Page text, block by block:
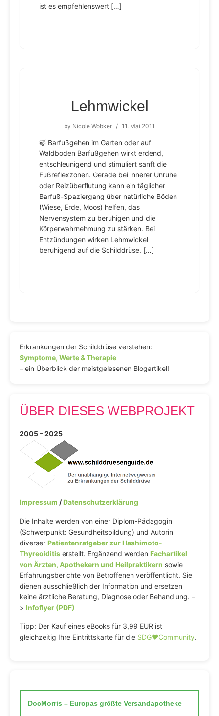
ist es empfehlenswert […]
Lehmwickel
by Nicole Wobker / 11. Mai 2011
🍃 Barfußgehen im Garten oder auf
Waldboden Barfußgehen wirkt erdend,
entschleunigend und stimuliert sanft die
Fußreflexzonen. Gerade bei innerer Unruhe
oder Reizüberflutung kann ein täglicher
Barfuß-Spaziergang über natürliche Böden
(Wiese, Erde, Moos) helfen, das
Nervensystem zu beruhigen und die
Körperwahrnehmung zu stärken. Bei
Entzündungen wirken Lehmwickel
beruhigend auf die Schilddrüse. […]
Erkrankungen der Schilddrüse verstehen:
Symptome, Werte & Therapie
– ein Überblick der meistgelesenen Blogartikel!
ÜBER DIESES WEBPROJEKT
2005 – 2025
Impressum /Datenschutzerklärung
Die Inhalte werden von einer Diplom-Pädagogin
(Schwerpunkt: Gesundheitsbildung) und Autorin
diverser Patientenratgeber zur Hashimoto-
Thyreoiditis erstellt. Ergänzend werden Fachartikel
von Ärzten, Apothekern und Heilpraktikern sowie
Erfahrungsberichte von Betroffenen veröffentlicht. Sie
dienen ausschließlich der Information und ersetzen
keine ärztliche Beratung, Diagnose oder Behandlung. –
> Infoflyer (PDF)
Tipp: Der Kauf eines eBooks für 3,99 EUR ist
gleichzeitig Ihre Eintrittskarte für die SDG♥️Community.
DocMorris – Europas größte Versandapotheke